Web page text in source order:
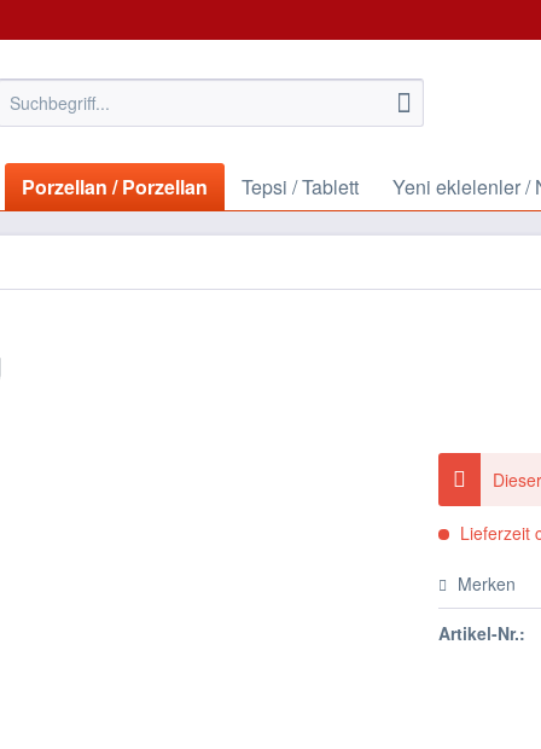
Porzellan / Porzellan Tepsi / Tablett Yeni eklelenler /
Lieferzeit
Merken
Artikel-Nr.: